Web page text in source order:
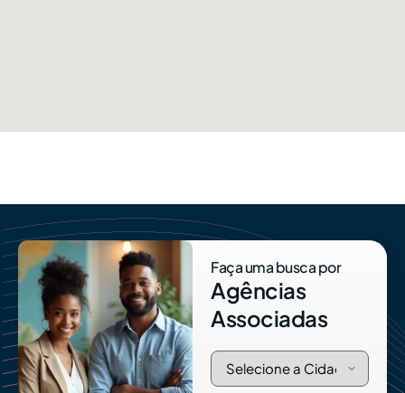
Faça uma busca por
Agências
Associadas